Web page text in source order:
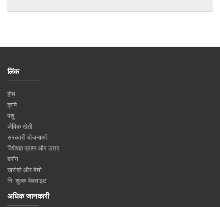
लिंक
होम
कृषि
पशु
जैविक खेती
सरकारी योजनाओं
विशेषज्ञ प्रश्न और उत्तर
ब्लॉग
खरीदो और बेचो
नि: शुल्क वेबसाइट
अधिक जानकारी